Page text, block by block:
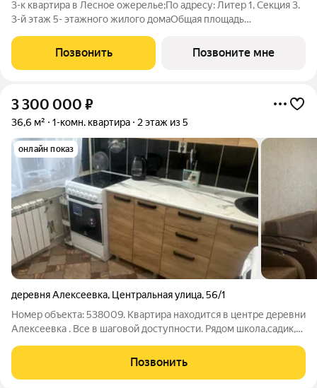
3-к квартира в Лесное ожерелье;По адресу: Литер 1, Секция 3.
3-й этаж 5- этажного жилого домаОбщая площадь
Трест".Срок окончания строительства: 4 квартал 2028
года.Квартира с свободной планировкой,
Позвонить Позвоните мне
3 300 000 ₽
36,6 м² 1-комн. квартира 2 этаж из 5
онлайн показ
деревня Алексеевка, Центральная улица,56/1
Номер объекта: 538009. Квартира находится в центре деревни
Алексеевка . Все в шаговой доступности. Рядом школа,садик,
магазинов . Церковь и мечеть в шаговой доступности.
Квартира готова к продажи .
Позвонить